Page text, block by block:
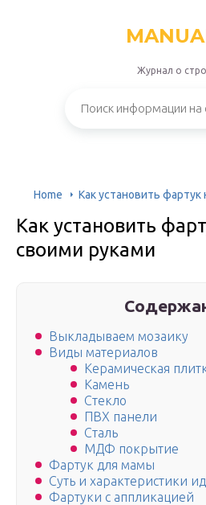
Журнал о
Home Как установить фартук
Как установить
своими руками
Выкладываем мозаику
Виды материалов
Керамическая
Камень
Стекло
ПВХ панели
Сталь
МДФ покрытие
Фартук для мамы
Суть и характеристики
Фартуки с аппликацией